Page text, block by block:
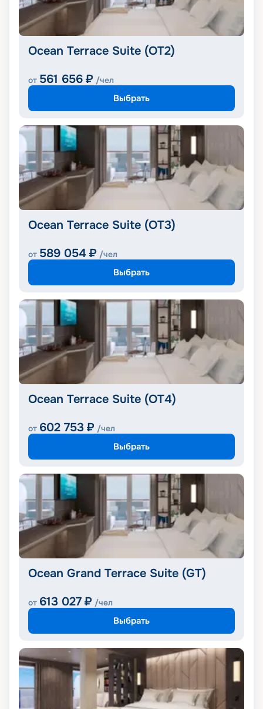
Ocean Terrace Suite (OT2)
от 561 656 ₽ /чел
Выбрать
Ocean Terrace Suite (OT3)
от 589 054 ₽ /чел
Выбрать
Ocean Terrace Suite (OT4)
от 602 753 ₽ /чел
Выбрать
Ocean Grand Terrace Suite (GT)
от 613 027 ₽ /чел
Выбрать